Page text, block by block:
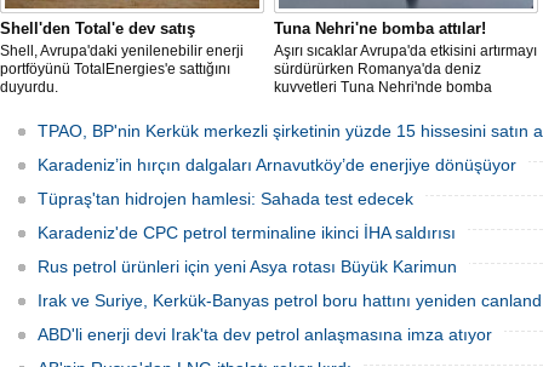
Shell'den Total'e dev satış
Shell, Avrupa'daki yenilenebilir enerji
portföyünü TotalEnergies'e sattığını
duyurdu.
Tuna Nehri'ne bomba attılar!
Aşırı sıcaklar Avrupa'da etkisini artırmayı
sürdürürken Romanya'da deniz
kuvvetleri Tuna Nehri'nde bomba
TPAO, BP'nin Kerkük merkezli şirketinin yüzde 15 hissesini satın
Karadeniz’in hırçın dalgaları Arnavutköy’de enerjiye dönüşüyor
Tüpraş'tan hidrojen hamlesi: Sahada test edecek
Karadeniz'de CPC petrol terminaline ikinci İHA saldırısı
Rus petrol ürünleri için yeni Asya rotası Büyük Karimun
Irak ve Suriye, Kerkük-Banyas petrol boru hattını yeniden
ABD'li enerji devi Irak'ta dev petrol anlaşmasına imza atıyor